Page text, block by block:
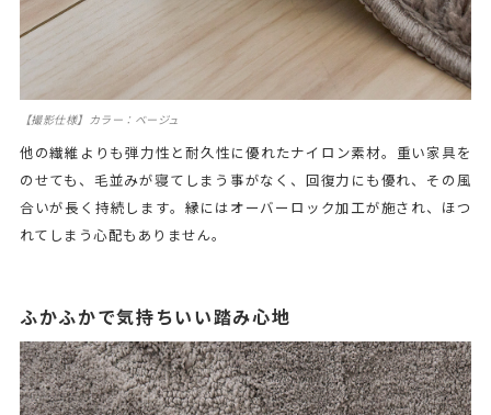
【撮影仕様】カラー：ベージュ
他の繊維よりも弾力性と耐久性に優れたナイロン素材。重い家具を
のせても、毛並みが寝てしまう事がなく、回復力にも優れ、その風
合いが長く持続します。縁にはオーバーロック加工が施され、ほつ
れてしまう心配もありません。
ふかふかで気持ちいい踏み心地